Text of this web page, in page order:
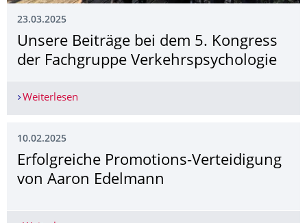
23.03.2025
Unsere Beiträge bei dem 5. Kongress
der Fachgruppe Verkehrspsycholo­gie
Weiterlesen
10.02.2025
Erfolgreiche Promotions-Verteidigung
von Aaron Edelmann